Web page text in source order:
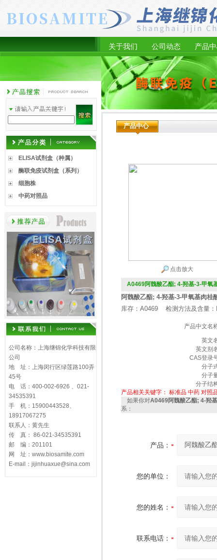
关于我们 公司动态 产品
ELISA试剂盒（种属）
酶联免疫试剂盒（系列）
细胞株
中药对照品
公司名称：上海继锦化学科技有限
公司
地 址：上海闵行区绿莲路100弄
45号
电 话：400-002-6926 、021-
34535391
手 机：15900443528、
18917067275
联系人：黄先生
传 真： 86-021-34535391
邮 编：201101
网 址：www.biosamite.com
E-mail：jijinhuaxue@sina.com
产品中心
点击放大
A0469阿魏酸乙酯; 4-羟基-3-甲氧
阿魏酸乙酯; 4-羟基-3-甲氧基肉
库存：A0469 检测方法及含量
产品中文名
英文
英文别
CAS登录
分子
分子
分子结
产品相关关键字： 标准品 中药 对照
如果你对A0469阿魏酸乙酯; 4-羟
系：
产品：
您的单位：
您的姓名：
联系电话：